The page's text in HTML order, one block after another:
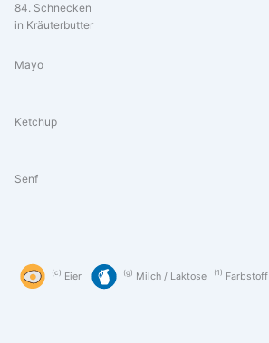
84. Schnecken
in Kräuterbutter
Mayo
Ketchup
Senf
c Eier g Milch / Laktose 1 Farbstoff